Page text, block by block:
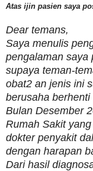
Atas ijin pasien saya
Dear temans,
Saya menulis
pengalaman saya
supaya teman-
obat2 an jenis ini
berusaha
Bulan Desember
Rumah Sakit
dokter penyakit
dengan harapan
Dari hasil